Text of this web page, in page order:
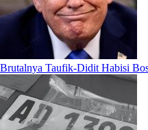
Brutalnya Taufik-Didit Habisi